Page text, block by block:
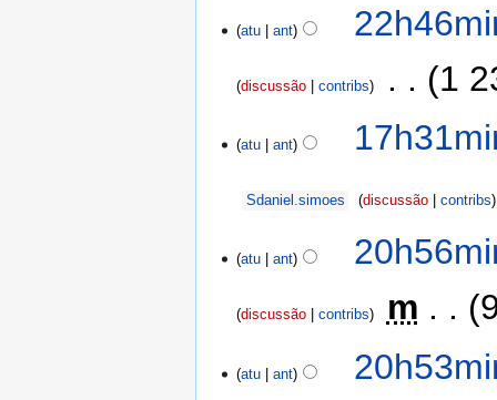
atu ant
discussão contribs 1
atu ant
Sdaniel.simoes discussão contribs
atu ant
discussão contribs m
atu ant